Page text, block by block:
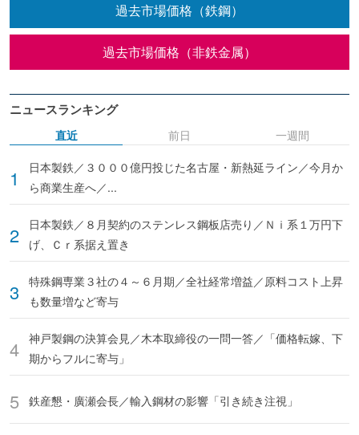
過去市場価格（鉄鋼）
過去市場価格（非鉄金属）
ニュースランキング
直近
日本製鉄／３０００億円投じた名古屋・新熱延ライン／今月か
ら商業生産へ／...
日本製鉄／８月契約のステンレス鋼板店売り／Ｎｉ系１万円下
げ、Ｃｒ系据え置き
特殊鋼専業３社の４～６月期／全社経常増益／原料コスト上昇
も数量増など寄与
神戸製鋼の決算会見／木本取締役の一問一答／「価格転嫁、下
期からフルに寄与」
鉄産懇・廣瀬会長／輸入鋼材の影響「引き続き注視」
前日 一週間